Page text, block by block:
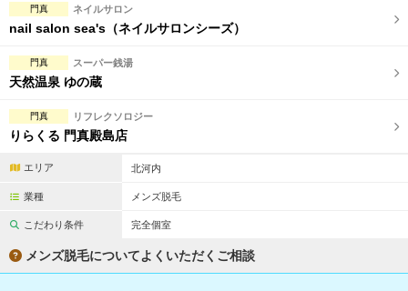
門真 ネイルサロン
nail salon sea's（ネイルサロンシーズ）
門真 スーパー銭湯
天然温泉 ゆの蔵
門真 リフレクソロジー
りらくる 門真殿島店
エリア 北河内
業種 メンズ脱毛
こだわり条件 完全個室
メンズ脱毛についてよくいただくご相談